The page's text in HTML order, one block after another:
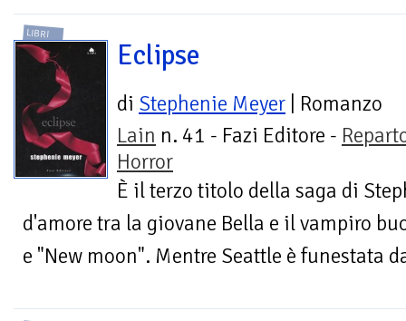
LIBRI
Eclipse
di Stephenie Meyer | Romanzo
Lain n. 41 - Fazi Editore -
Horror
È il terzo titolo della saga di
d'amore tra la giovane Bella e il vampiro
e "New moon". Mentre Seattle è funestata